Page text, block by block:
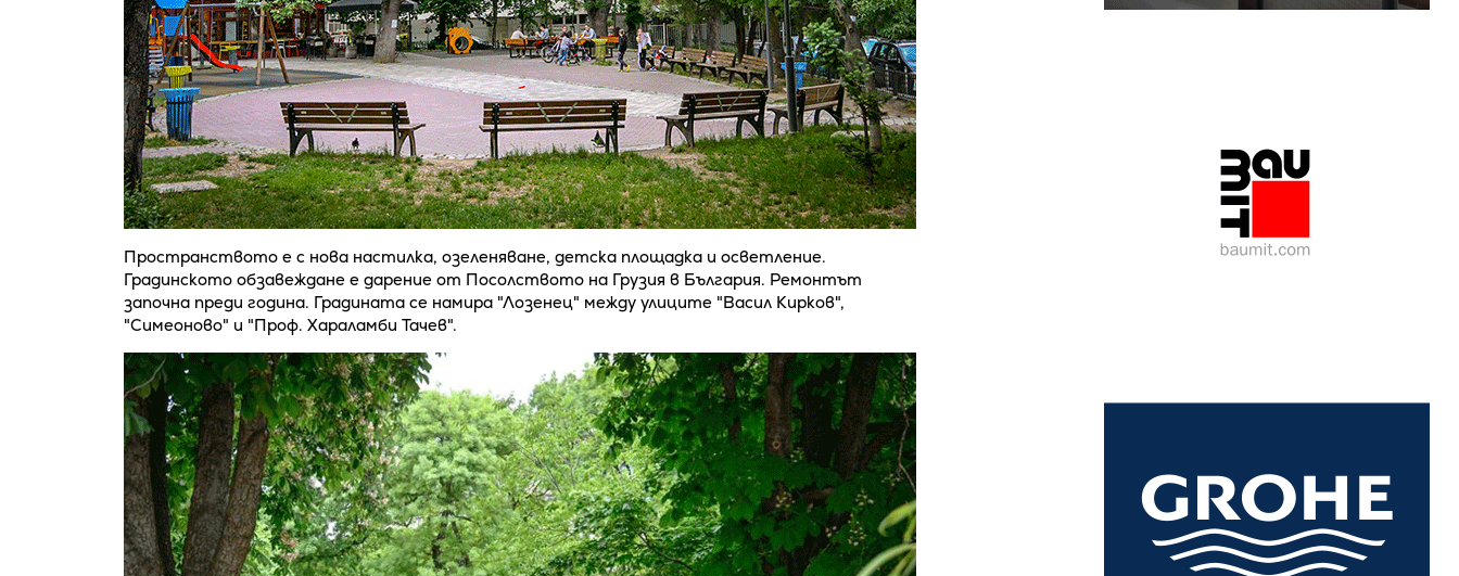
Пространството е с нова настилка, озеленяване, детска площадка и осветление.
Градинското обзавеждане е дарение от Посолството на Грузия в България. Ремонтът
започна преди година. Градината се намира "Лозенец" между улиците "Васил Кирков",
"Симеоново" и "Проф. Хараламби Тачев".